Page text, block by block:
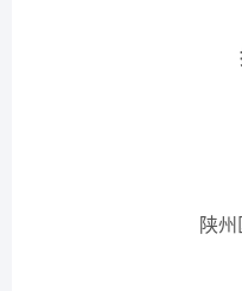
推
陕州区